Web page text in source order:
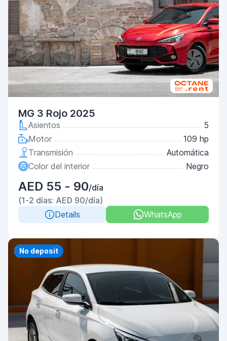
MG 3 Rojo 2025
Asientos
5
Motor
109 hp
Transmisión
Automática
Color del interior
Negro
AED 55 - 90/día
(1-2 días: AED 90/día)
Details
WhatsApp
Priority
No deposit